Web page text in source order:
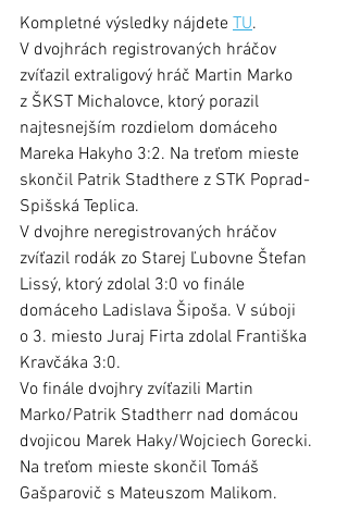
Kompletné výsledky nájdete TU.
V dvojhrách registrovaných hráčov
zvíťazil extraligový hráč Martin Marko
z ŠKST Michalovce, ktorý porazil
najtesnejším rozdielom domáceho
Mareka Hakyho 3:2. Na treťom mieste
skončil Patrik Stadthere z STK Poprad-
Spišská Teplica.
V dvojhre neregistrovaných hráčov
zvíťazil rodák zo Starej Ľubovne Štefan
Lissý, ktorý zdolal 3:0 vo finále
domáceho Ladislava Šipoša. V súboji
o 3. miesto Juraj Firta zdolal Františka
Kravčáka 3:0.
Vo finále dvojhry zvíťazili Martin
Marko/Patrik Stadtherr nad domácou
dvojicou Marek Haky/Wojciech Gorecki.
Na treťom mieste skončil Tomáš
Gašparovič s Mateuszom Malikom.